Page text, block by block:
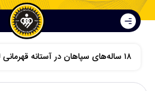
۱۸ ساله‌های سپاهان در آستانه قهرمانی لیگ برتر